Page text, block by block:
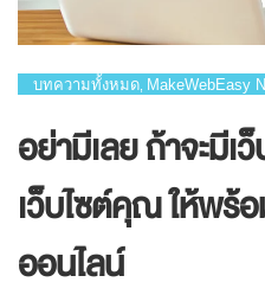
บทความทั้งหมด MakeWebEasy
อย่ามีเลย ถ้าจะมีเ
เว็บไซต์คุณ ให้พร้
ออนไลน์